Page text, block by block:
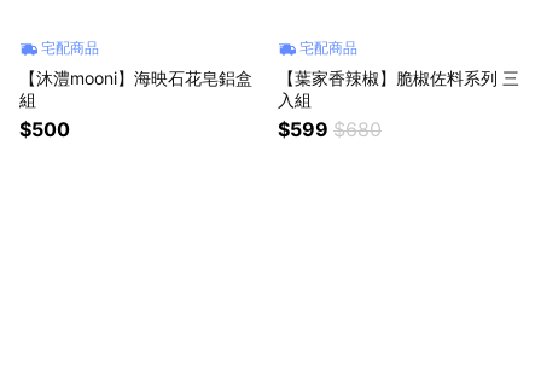
宅配商品
【沐澧mooni】海映石花皂鋁盒
組
$500
宅配商品
【葉家香辣椒】脆椒佐料系列 三
入組
$599 $680